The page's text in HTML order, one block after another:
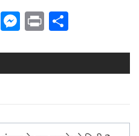
CopyMessenger
Print